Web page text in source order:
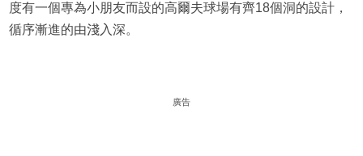
度有一個專為小朋友而設的高爾夫球場有齊18個洞的設計，
循序漸進的由淺入深。
廣告